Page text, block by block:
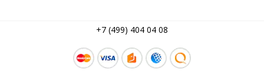
+7 (499) 404 04 08